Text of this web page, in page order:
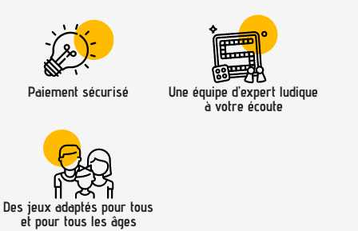
Paiement sécurisé
Une équipe d’expert ludique
à votre écoute
Des jeux adaptés pour tous
et pour tous les âges